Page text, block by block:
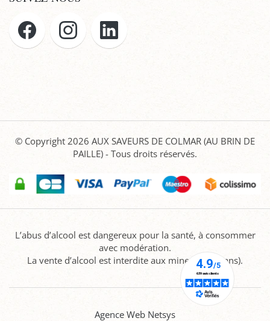
© Copyright 2026 AUX SAVEURS DE COLMAR (AU BRIN DE
PAILLE) - Tous droits réservés.
L’abus d’alcool est dangereux pour la santé, à consommer
avec modération.
La vente d’alcool est interdite aux mineurs (-18 ans).
Agence Web Netsys